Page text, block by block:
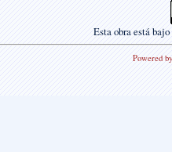
Estaobraestá
Powered by